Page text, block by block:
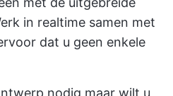
in realtime samen met
dat u geen enkele